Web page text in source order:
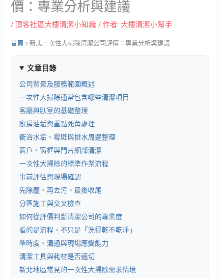
價：專業分析與建議
/頂客社區大樓清潔小知識 / 作者: 大樓清潔小幫手
首頁 ›新北一次性大掃除清潔公司評價：專業分析與建議
文章目錄
公司背景及服務範圍概述
一次性大掃除通常包含哪些清潔項目
客廳與臥室的基礎整理
廚房油垢與重點死角處理
衛浴水垢、霉斑與排水周邊整理
窗戶、窗框與門片細部清潔
一次性大掃除的標準作業流程
事前評估與現場確認
先除塵、再去污、最後收尾
分區施工與交叉檢查
如何從評價判斷清潔公司的專業度
看的是流程，不只是「洗得乾不乾淨」
準時度、溝通與現場應變能力
清潔工具與耗材是否適切
新北地區常見的一次性大掃除需求情境